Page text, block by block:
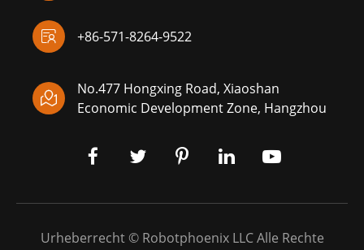
+86-571-8264-9522


No.477 Hongxing Road, Xiaoshan
Economic Development Zone, Hangzhou
Urheberrecht © Robotphoenix LLCAlle Rechte